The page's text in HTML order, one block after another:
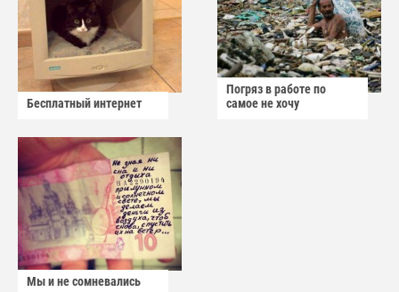
Бесплатный интернет
Погряз в работе по
самое не хочу
Мы и не сомневались